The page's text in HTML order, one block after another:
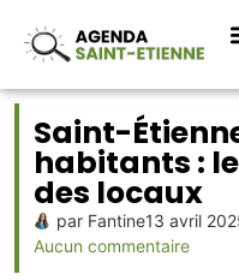
Saint-
habitants :
des locaux
par Fantine13 avril
Aucun commentaire